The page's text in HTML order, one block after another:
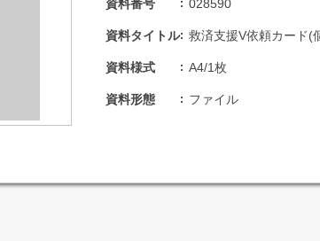
資料番号 028590
資料タイトル 救済支援V依頼カード(
資料様式 A4/1枚
資料形態 ファイル